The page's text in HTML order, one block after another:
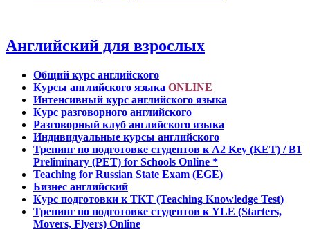
Английский для взрослых
Общий курс английского
Курсы английского языка ONLINE
Интенсивный курс английского языка
Курс разговорного английского
Разговорный клуб английского языка
Индивидуальные курсы английского
Тренинг по подготовке студентов к A2 Key (KET) / B1
Preliminary (PET) for Schools Online *
Teaching for Russian State Exam (EGE)
Бизнес английский
Курс подготовки к TKT (Teaching Knowledge Test)
Тренинг по подготовке студентов к YLE (Starters,
Movers, Flyers) Online